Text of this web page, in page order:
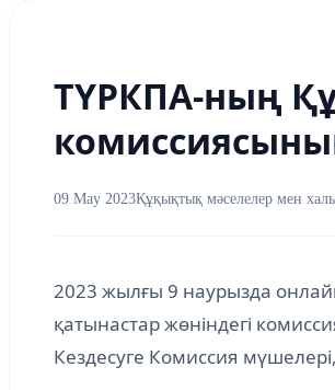
ТҮРКПА-ның
09 May 2023Құқықтық мәселелер мен
2023 жылғы 9 наурызда
қатынастар жөніндегі
Кездесуге Комиссия